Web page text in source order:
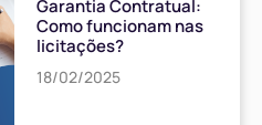
Garantia Contratual:
Como funcionam nas
licitações?
18/02/2025